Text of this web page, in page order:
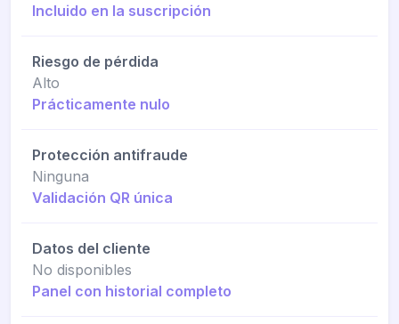
Incluido en la suscripción
Riesgo de pérdida
Alto
Prácticamente nulo
Protección antifraude
Ninguna
Validación QR única
Datos del cliente
No disponibles
Panel con historial completo